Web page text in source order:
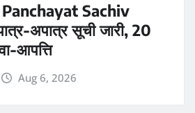
Sachiv
अपात्र सूची जारी, 20
आपत्ति
Aug 6, 2026